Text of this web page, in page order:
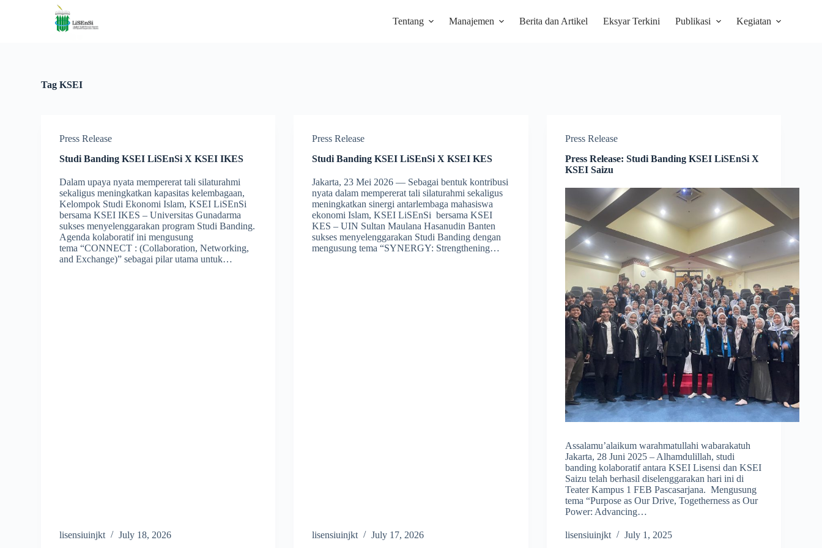
Tentang Manajemen Berita dan Artikel Eksyar Terkini Publikasi Kegiatan
Tag KSEI
Press Release
Studi Banding KSEI LiSEnSi X KSEI IKES
Dalam upaya nyata mempererat tali silaturahmi
sekaligus meningkatkan kapasitas kelembagaan,
Kelompok Studi Ekonomi Islam, KSEI LiSEnSi
bersama KSEI IKES – Universitas Gunadarma
sukses menyelenggarakan program Studi Banding.
Agenda kolaboratif ini mengusung
tema “CONNECT : (Collaboration, Networking,
and Exchange)” sebagai pilar utama untuk…
lisensiuinjkt July 18, 2026
Press Release
Studi Banding KSEI LiSEnSi X KSEI KES
Jakarta, 23 Mei 2026 — Sebagai bentuk kontribusi
nyata dalam mempererat tali silaturahmi sekaligus
meningkatkan sinergi antarlembaga mahasiswa
ekonomi Islam, KSEI LiSEnSi bersama KSEI
KES – UIN Sultan Maulana Hasanudin Banten
sukses menyelenggarakan Studi Banding dengan
mengusung tema “SYNERGY: Strengthening…
lisensiuinjkt July 17, 2026
Press Release
Press Release: Studi Banding KSEI LiSEnSi X
KSEI Saizu
Assalamu’alaikum warahmatullahi wabarakatuh
Jakarta, 28 Juni 2025 – Alhamdulillah, studi
banding kolaboratif antara KSEI Lisensi dan KSEI
Saizu telah berhasil diselenggarakan hari ini di
Teater Kampus 1 FEB Pascasarjana. Mengusung
tema “Purpose as Our Drive, Togetherness as Our
Power: Advancing…
lisensiuinjkt July 1, 2025